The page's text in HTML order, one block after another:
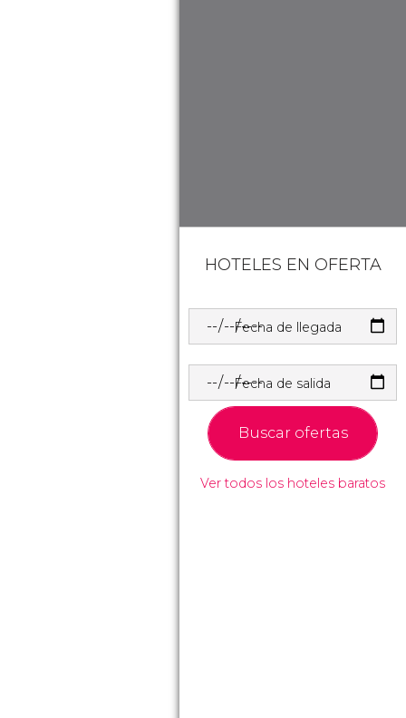
HOTELES EN OFERTA
Fecha de llegada
Fecha de salida
Buscar ofertas
Ver todos los hoteles baratos